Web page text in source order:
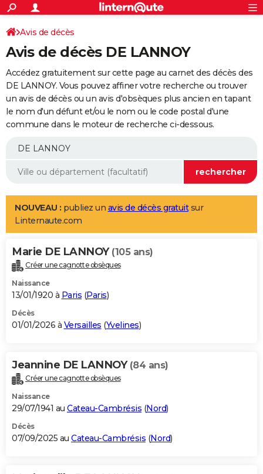
ACTUALITÉS
Politique
Société
Faits Divers
Education
Monde
Villes
+
SPORT
Coupe du monde 2026
Football
Tennis
Cyclisme
Rugby
Forum
Programme TV
TNT
Streaming
Cinéma
Sorties cinéma
Musique
+
FINANCE
Impôts
Immobilier
Risques naturels par ville
Banque
Assurance
Crédit
AUTO
Essais
Réserver un essai
Citadines
Berlines
SUV
Forum auto
+
Mobiles
Meilleur smartphone
Internet
Ordinateurs
Jeux vidéo
Guide high-tech
Aménagement intérieur
LIFESTYLE
Art de vivre
Bien-être
Loisirs
Mode
Modes de vie
Alimentation
Guide de la santé
Maladies
Médicaments
Sommeil
VOYAGE
Destinations
City break
Voyage nature
Voyage de noces
Forum
Climat
+PHOTO
GUIDES D'ACHAT
BONS PLANS
Carte de Noël
Carte Bonne année
Carte Saint-Valentin
Carte Pâques
Carte d'anniversaire
DICTIONNAIRE
Dictionnaire
Biographies
Citations
Expressions
Proverbes
PROGRAMME TV
S'inscrire
Se connecter
Lycées
Collèges
Primaires
Universités
Entreprises
Service militaire
Avis de recherche
AVIS DE DÉCÈS
Avis de décès
Avis de décès DE LANNOY
Accédez gratuitement sur cette page au carnet des décès des
DE LANNOY. Vous pouvez affiner votre recherche ou trouver
un avis de décès ou un avis d'obsèques plus ancien en tapant
le nom d'un défunt et/ou le nom ou le code postal d'une
commune dans le moteur de recherche ci-dessous.
NOUVEAU : publiez un avis de décès gratuitsur
Linternaute.com
Marie DE LANNOY (105 ans)
Créer une cagnotte obsèques
Naissance
13/01/1920 à Paris (Paris)
Décès
01/01/2026 à Versailles (Yvelines)
Jeannine DE LANNOY (84 ans)
Créer une cagnotte obsèques
Naissance
29/07/1941 au Cateau-Cambrésis (Nord)
Décès
07/09/2025 au Cateau-Cambrésis (Nord)